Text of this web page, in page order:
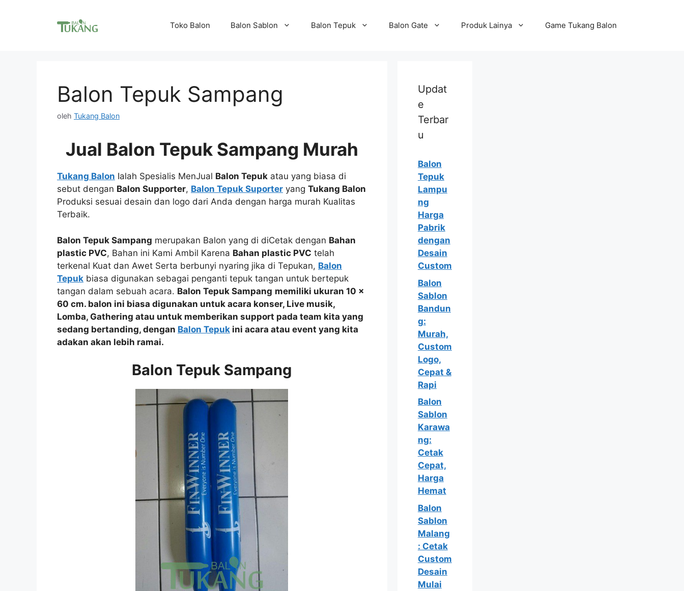
Toko Balon Balon Sablon Balon Tepuk Balon Gate Produk Lainya Game Tukang Balon
Balon Tepuk Sampang
oleh Tukang Balon
Jual Balon Tepuk Sampang Murah
Tukang Balon Ialah Spesialis MenJual Balon Tepuk atau yang biasa di
sebut dengan Balon Supporter, Balon Tepuk Suporter yang Tukang Balon
Produksi sesuai desain dan logo dari Anda dengan harga murah Kualitas
Terbaik.
Balon Tepuk Sampang merupakan Balon yang di diCetak dengan Bahan
plastic PVC, Bahan ini Kami Ambil Karena Bahan plastic PVC telah
terkenal Kuat dan Awet Serta berbunyi nyaring jika di Tepukan, Balon
Tepuk biasa digunakan sebagai penganti tepuk tangan untuk bertepuk
tangan dalam sebuah acara. Balon Tepuk Sampang memiliki ukuran 10 x
60 cm. balon ini biasa digunakan untuk acara konser, Live musik,
Lomba, Gathering atau untuk memberikan support pada team kita yang
sedang bertanding, dengan Balon Tepuk ini acara atau event yang kita
adakan akan lebih ramai.
Balon Tepuk Sampang
Updat
e
Terbar
u
Balon
Tepuk
Lampu
ng
Harga
Pabrik
dengan
Desain
Custom
Balon
Sablon
Bandun
g:
Murah,
Custom
Logo,
Cepat &
Rapi
Balon
Sablon
Karawa
ng:
Cetak
Cepat,
Harga
Hemat
Balon
Sablon
Malang
: Cetak
Custom
Desain
Mulai